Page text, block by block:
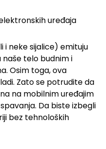
uređaja
i neke sijalice) emituju
telo budnim i
Osim toga, ova
Zato se potrudite da
na mobilnim uređajim
Da biste izbegli
bez tehnoloških